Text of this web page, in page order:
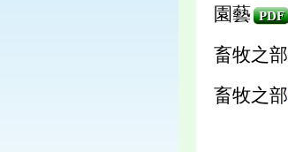
園藝 PDF
畜牧之部
畜牧之部